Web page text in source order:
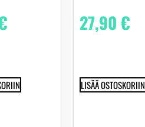
27,90€
LISÄÄ OSTOSKORIIN